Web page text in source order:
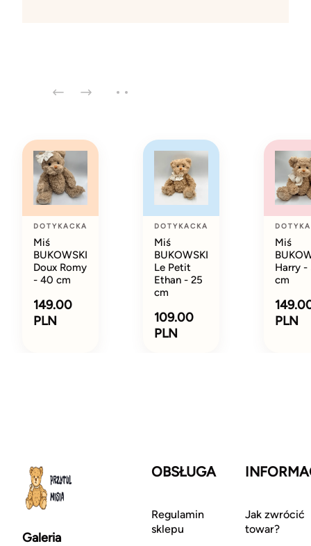
DOTYKACKA
Miś
BUKOWSKI
Doux Romy
- 40 cm
149.00
PLN
DOTYKACKA
Miś
BUKOWSKI
Le Petit
Ethan - 25
cm
109.00
PLN
Miś
Harry -
cm
PLN
Galeria
OBSŁUGA
Regulamin
sklepu
Jak zwrócić
towar?